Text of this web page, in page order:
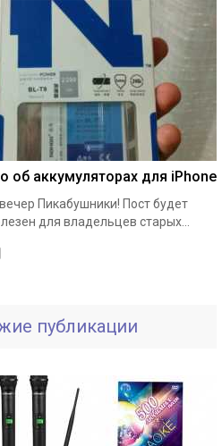
об аккумуляторах для iPhone
Пикабушники! Пост будет
для владельцев старых...
публикации